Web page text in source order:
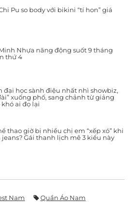
Pu so body với bikini “tí hon” giá
Nhựa năng động suốt 9 tháng
thứ 4
đại học sành điệu nhất nhì showbiz,
xuống phố, sang chảnh từ giảng
ai đọ lại
thao giờ bị nhiều chị em “xếp xó” khi
Gái thanh lịch mê 3 kiểu này
Nam Quần Áo Nam